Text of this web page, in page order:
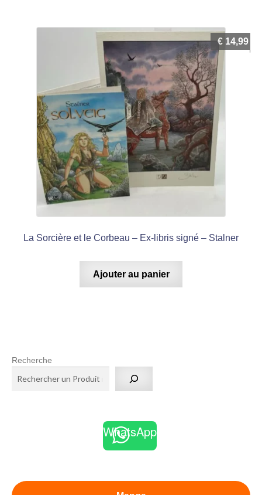
La Sorcière et le Corbeau – Ex-libris signé – Stalner
€ 14,99
Ajouter au panier
Recherche
WhatsApp